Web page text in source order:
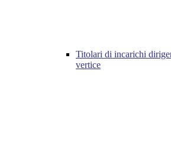
Titolari di incarichi
vertice